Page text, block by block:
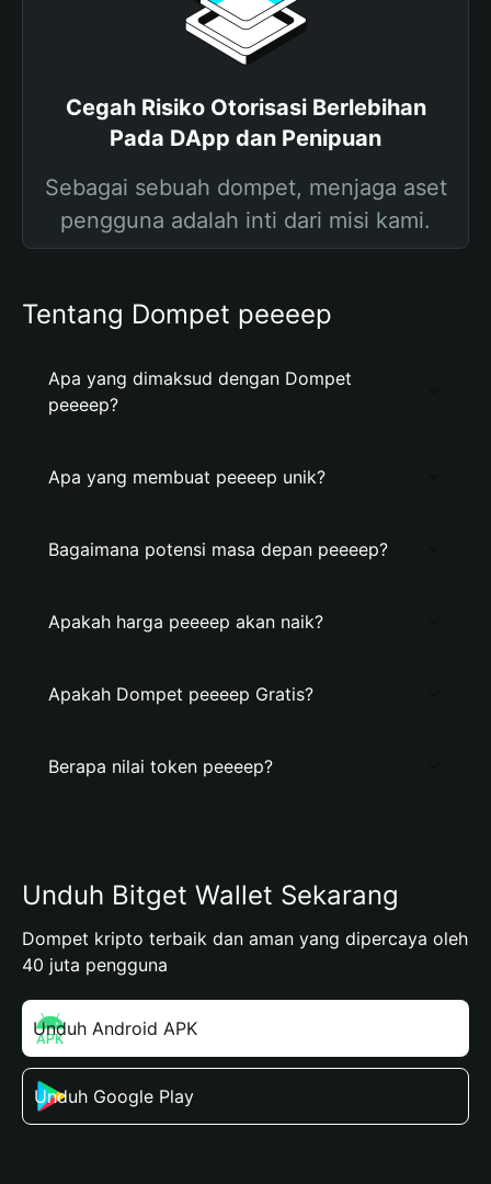
Cegah Risiko Otorisasi Berlebihan
Pada DApp dan Penipuan
Sebagai sebuah dompet, menjaga aset
pengguna adalah inti dari misi kami.
Tentang Dompet peeeep
Apa yang dimaksud dengan Dompet
peeeep?
Apa yang membuat peeeep unik?
Bagaimana potensi masa depan peeeep?
Apakah harga peeeep akan naik?
Apakah Dompet peeeep Gratis?
Berapa nilai token peeeep?
Unduh Bitget Wallet Sekarang
Dompet kripto terbaik dan aman yang dipercaya oleh
40 juta pengguna
Unduh Android APK
Unduh Google Play